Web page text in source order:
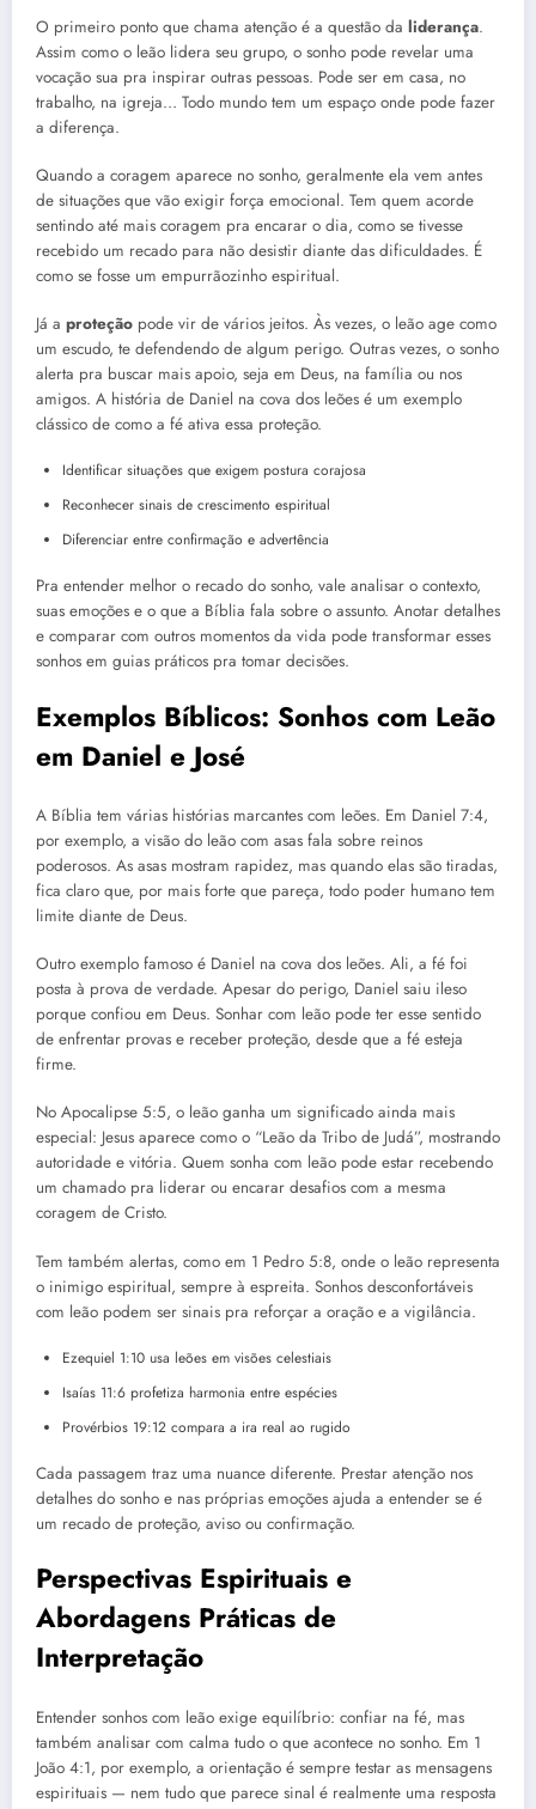
O primeiro ponto que chama atenção é a questão da liderança.
Assim como o leão lidera seu grupo, o sonho pode revelar uma
vocação sua pra inspirar outras pessoas. Pode ser em casa, no
trabalho, na igreja… Todo mundo tem um espaço onde pode fazer
a diferença.
Quando a coragem aparece no sonho, geralmente ela vem antes
de situações que vão exigir força emocional. Tem quem acorde
sentindo até mais coragem pra encarar o dia, como se tivesse
recebido um recado para não desistir diante das dificuldades. É
como se fosse um empurrãozinho espiritual.
Já a proteção pode vir de vários jeitos. Às vezes, o leão age como
um escudo, te defendendo de algum perigo. Outras vezes, o sonho
alerta pra buscar mais apoio, seja em Deus, na família ou nos
amigos. A história de Daniel na cova dos leões é um exemplo
clássico de como a fé ativa essa proteção.
Identificar situações que exigem postura corajosa
Reconhecer sinais de crescimento espiritual
Diferenciar entre confirmação e advertência
Pra entender melhor o recado do sonho, vale analisar o contexto,
suas emoções e o que a Bíblia fala sobre o assunto. Anotar detalhes
e comparar com outros momentos da vida pode transformar esses
sonhos em guias práticos pra tomar decisões.
Exemplos Bíblicos: Sonhos com Leão
em Daniel e José
A Bíblia tem várias histórias marcantes com leões. Em Daniel 7:4,
por exemplo, a visão do leão com asas fala sobre reinos
poderosos. As asas mostram rapidez, mas quando elas são tiradas,
fica claro que, por mais forte que pareça, todo poder humano tem
limite diante de Deus.
Outro exemplo famoso é Daniel na cova dos leões. Ali, a fé foi
posta à prova de verdade. Apesar do perigo, Daniel saiu ileso
porque confiou em Deus. Sonhar com leão pode ter esse sentido
de enfrentar provas e receber proteção, desde que a fé esteja
firme.
No Apocalipse 5:5, o leão ganha um significado ainda mais
especial: Jesus aparece como o “Leão da Tribo de Judá”, mostrando
autoridade e vitória. Quem sonha com leão pode estar recebendo
um chamado pra liderar ou encarar desafios com a mesma
coragem de Cristo.
Tem também alertas, como em 1 Pedro 5:8, onde o leão representa
o inimigo espiritual, sempre à espreita. Sonhos desconfortáveis
com leão podem ser sinais pra reforçar a oração e a vigilância.
Ezequiel 1:10 usa leões em visões celestiais
Isaías 11:6 profetiza harmonia entre espécies
Provérbios 19:12 compara a ira real ao rugido
Cada passagem traz uma nuance diferente. Prestar atenção nos
detalhes do sonho e nas próprias emoções ajuda a entender se é
um recado de proteção, aviso ou confirmação.
Perspectivas Espirituais e
Abordagens Práticas de
Interpretação
Entender sonhos com leão exige equilíbrio: confiar na fé, mas
também analisar com calma tudo o que acontece no sonho. Em 1
João 4:1, por exemplo, a orientação é sempre testar as mensagens
espirituais — nem tudo que parece sinal é realmente uma resposta